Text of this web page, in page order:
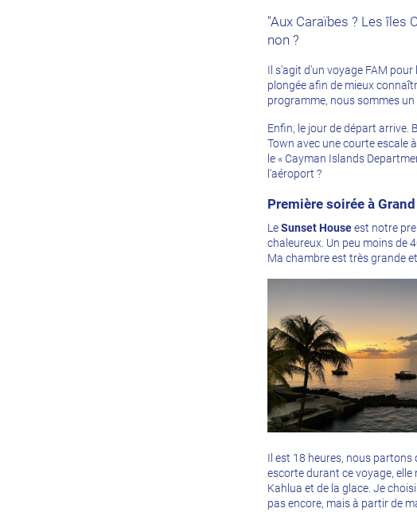
"Aux Caraïbes ? Les îles
non ?
Il s'agit d'un voyage FAM
plongée afin de mieux
programme, nous sommes
Enfin, le jour de départ arrive.
Town avec une courte escale
le « Cayman Islands
l'aéroport ?
Première soirée à
LeSunset Houseest notre
chaleureux. Un peu moins de
Ma chambre est très grande
Il est 18 heures, nous partons
escorte durant ce voyage,
Kahlua et de la glace. Je
pas encore, mais à partir de